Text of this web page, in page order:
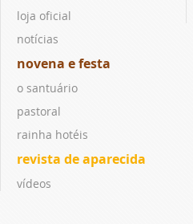
loja oficial
notícias
novena e festa
o santuário
pastoral
rainha hotéis
revista de aparecida
vídeos